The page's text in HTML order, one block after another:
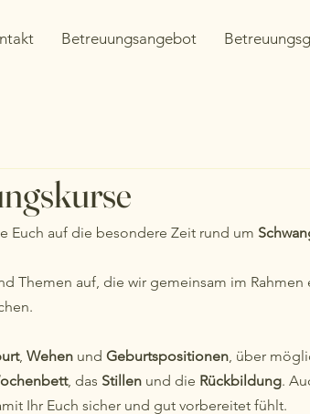
Betreuungsangebot
Euch auf die besondere Zeit rund um
Themen auf, die wir gemeinsam im Rahmen
, Wehen und Geburtspositionen, über
, das Stillen und die Rückbildung.
Ihr Euch sicher und gut vorbereitet fühlt.